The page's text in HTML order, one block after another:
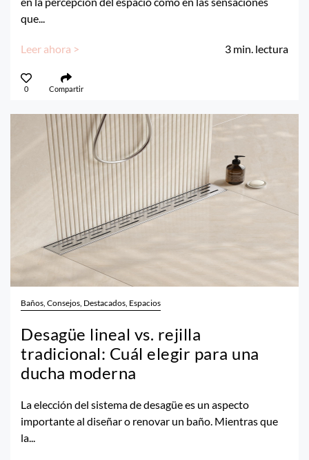
que...
Leer ahora > 3 min. lectura
0 Compartir
Baños, Consejos, Destacados, Espacios
Desagüe lineal vs. rejilla
tradicional: Cuál elegir para una
ducha moderna
La elección del sistema de desagüe es un aspecto
importante al diseñar o renovar un baño. Mientras que
la...